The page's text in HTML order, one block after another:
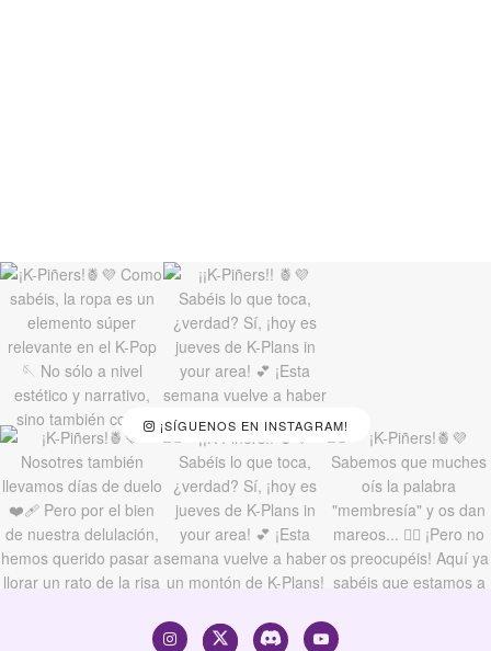
¡SÍGUENOS EN INSTAGRAM!